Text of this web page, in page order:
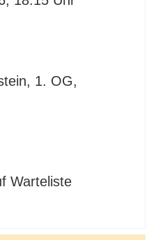
1. OG,
Warteliste